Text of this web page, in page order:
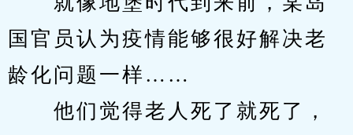
国官员认为疫情能够很好解决老
龄化问题一样……
他们觉得老人死了就死了，